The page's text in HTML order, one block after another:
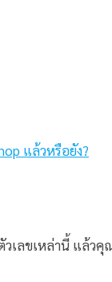
แล้วหรือยัง?
เลขเหล่านี้ แล้ว